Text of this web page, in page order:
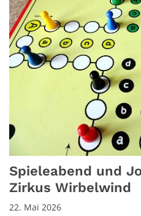
Spieleabend und
Zirkus Wirbelwind
22. Mai 2026